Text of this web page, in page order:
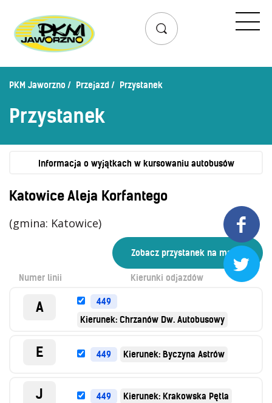


Przejazd
Lista przystanków
Zaplanuj podróż – wyszukiwarka połączeń
Schemat linii nocnych
Regulamin przewozów
Honorowanie biletów ZK„KM”
Kontrola biletów
Automaty biletowe
Sprzedaż biletów u kierowców
Sklep internetowy
PKM Jaworzno Przejazd Przystanek
Przystanek
Informacja o wyjątkach w kursowaniu autobusów
Katowice Aleja Korfantego
(gmina: Katowice)
Numer linii Kierunki odjazdów
A
449
Kierunek: Chrzanów Dw. Autobusowy
E 449 Kierunek: Byczyna Astrów
J 449 Kierunek: Krakowska Pętla